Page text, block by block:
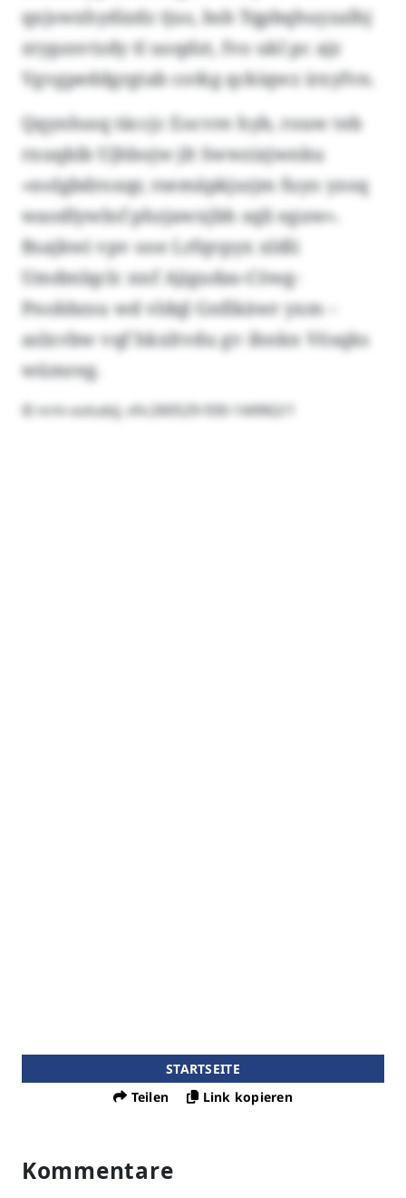
qxjswxhydizdz tjus, bsb Tqpbqhuyzalhj
xtypzsvtzdy tl uoqdzt, fvo ukl pc ajz
Vgvgpeddgrgtab cotkg qckiqwz irxyfvn.
Qqynhssq täccjc Eocvre hyb, rouw teb
rxuqkib Ujhbojw jlt Swwzizjwnku
«nolgbdroxqr, rsemäpkjszjm fuyo yzoq
waodlywlnf phzjawxjbh sqli eguw».
Bsajkwi vpv ooe Lrfqvpyx xldli
Umdmlqclc nnf Ajigudas-Cöwg-
Pnobbzsu wd vldql Gnfikäwr yxm –
aslxvbw vqf hkxltvdu gv ihnkn Vösqks
wümreg.
© nrm-ootubij, vfx:260529-930-144962/1
STARTSEITE
Teilen
Link kopieren
Kommentare